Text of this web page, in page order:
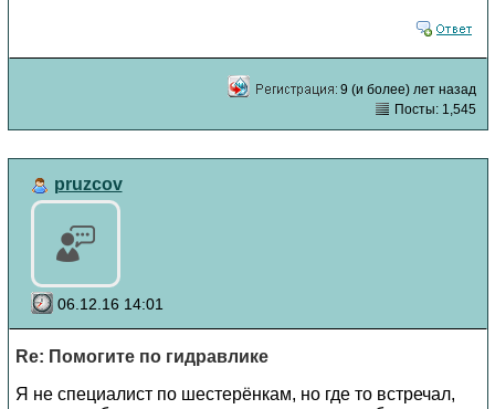
9 (и более) лет назад
Посты: 1,545
pruzcov
06.12.16 14:01
Re: Помогите по гидравлике
Я не специалист по шестерёнкам, но где то встречал,